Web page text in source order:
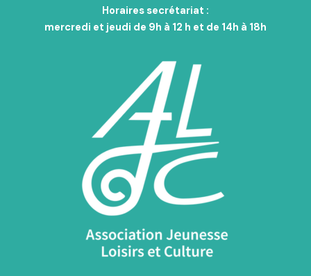
Horaires secrétariat :
mercredi et jeudi de 9h à 12 h et de 14h à 18h